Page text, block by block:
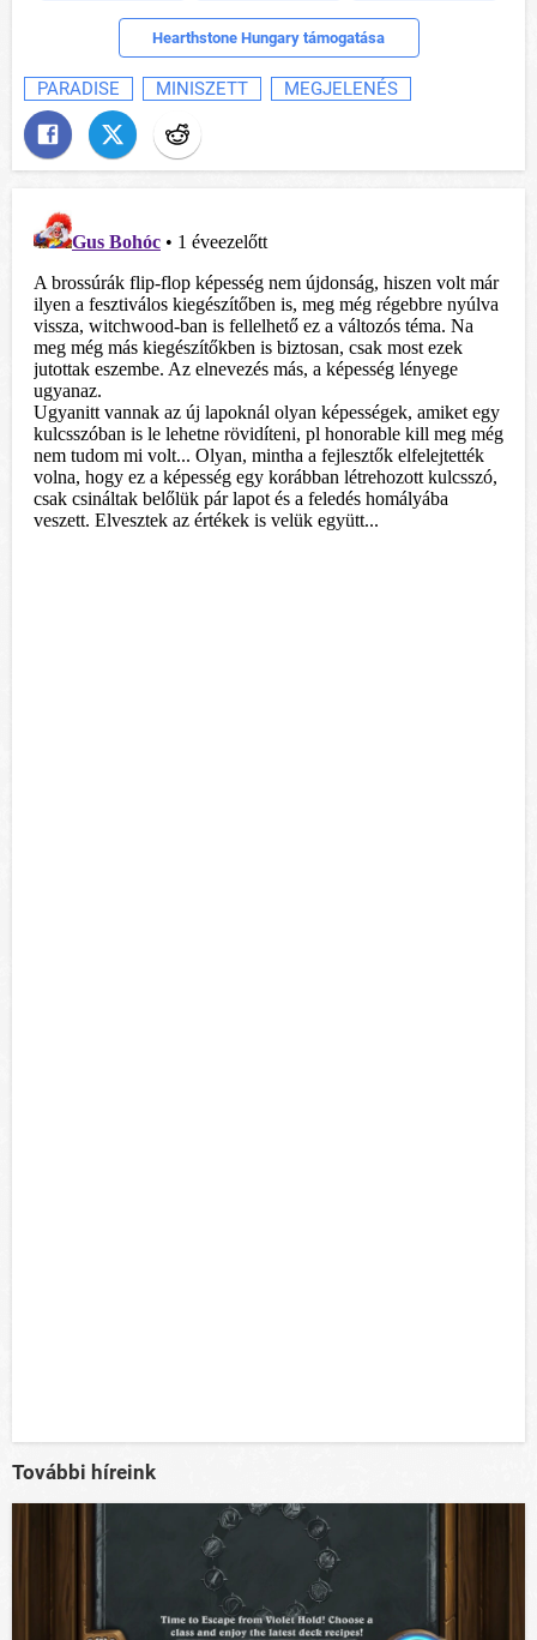
Hearthstone Hungary támogatása
PARADISE MINISZETT MEGJELENÉS
További híreink